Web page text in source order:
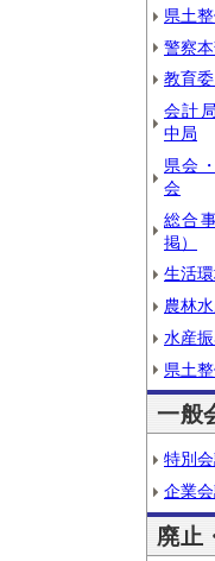
県土
警察
教育
会計
中局
県会
会
総合
掲）
生活
農林
水産
県土
一般
特別
企業
廃止